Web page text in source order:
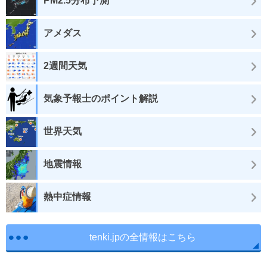
アメダス
2週間天気
気象予報士のポイント解説
世界天気
地震情報
熱中症情報
tenki.jpの全情報はこちら